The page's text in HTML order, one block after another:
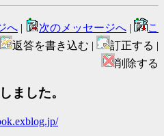
へ | 次のメッセージへ |
こ
返答を書き込む |
訂正する |
削除する
ました。